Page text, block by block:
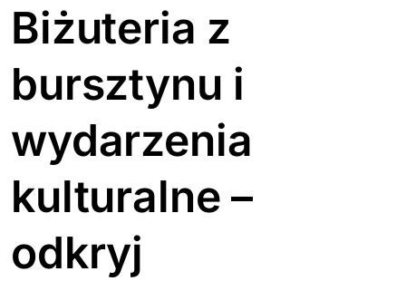
Biżuteria z
bursztynu i
wydarzenia
kulturalne –
odkryj